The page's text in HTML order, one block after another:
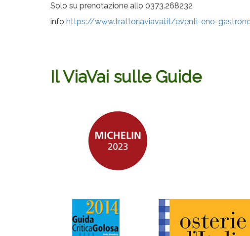
Solo su prenotazione allo 0373.268232
info https://www.trattoriaviavai.it/eventi-eno-
Il ViaVai sulle Guide